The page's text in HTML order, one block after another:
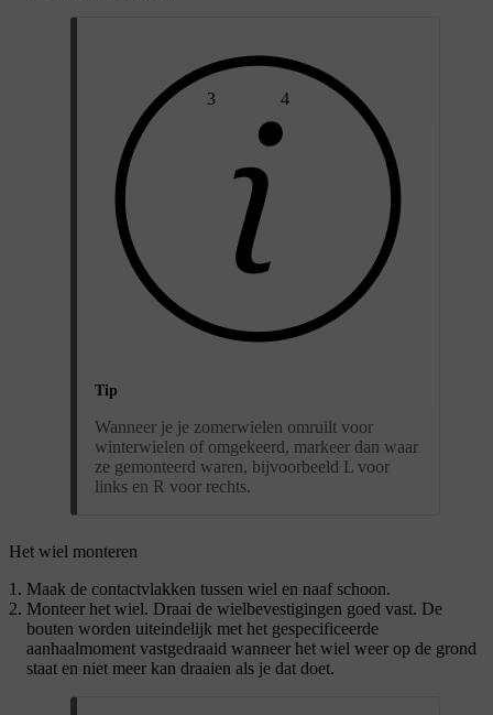
Tip
Wanneer je je zomerwielen omruilt voor
winterwielen of omgekeerd, markeer dan waar
ze gemonteerd waren, bijvoorbeeld L voor
links en R voor rechts.
Het wiel monteren
Maak de contactvlakken tussen wiel en naaf schoon.
Monteer het wiel. Draai de wielbevestigingen goed vast. De
bouten worden uiteindelijk met het gespecificeerde
aanhaalmoment vastgedraaid wanneer het wiel weer op de grond
staat en niet meer kan draaien als je dat doet.
3 4